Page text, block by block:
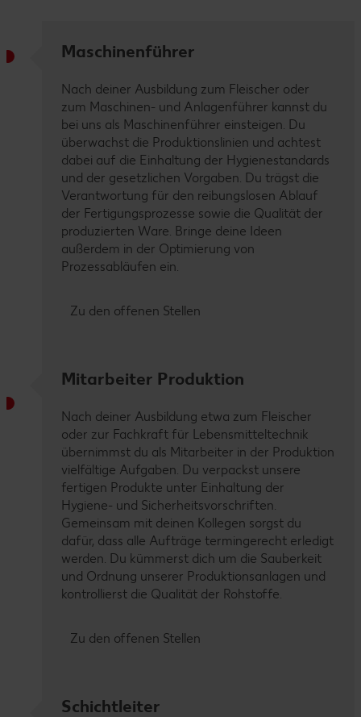
Maschinenführer
Nach deiner Ausbildung zum Fleischer oder
zum Maschinen- und Anlagenführer kannst du
bei uns als Maschinenführer einsteigen. Du
überwachst die Produktionslinien und achtest
dabei auf die Einhaltung der Hygienestandards
und der gesetzlichen Vorgaben. Du trägst die
Verantwortung für den reibungslosen Ablauf
der Fertigungsprozesse sowie die Qualität der
produzierten Ware. Bringe deine Ideen
außerdem in der Optimierung von
Prozessabläufen ein.
Zu den offenen Stellen
Mitarbeiter Produktion
Nach deiner Ausbildung etwa zum Fleischer
oder zur Fachkraft für Lebensmitteltechnik
übernimmst du als Mitarbeiter in der Produktion
vielfältige Aufgaben. Du verpackst unsere
fertigen Produkte unter Einhaltung der
Hygiene- und Sicherheitsvorschriften.
Gemeinsam mit deinen Kollegen sorgst du
dafür, dass alle Aufträge termingerecht erledigt
werden. Du kümmerst dich um die Sauberkeit
und Ordnung unserer Produktionsanlagen und
kontrollierst die Qualität der Rohstoffe.
Zu den offenen Stellen
Schichtleiter